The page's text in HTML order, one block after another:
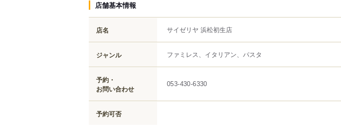
店舗基本情報
店名 サイゼリヤ 浜松初生店
ジャンル ファミレス、イタリアン、パスタ
予約・
お問い合わせ
053-430-6330
予約可否